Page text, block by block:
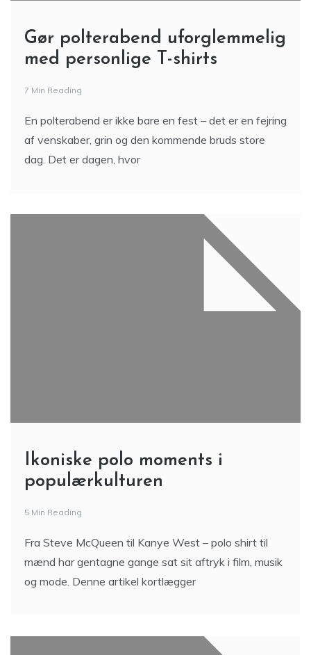
Gør polterabend uforglemmelig
med personlige T-shirts
7 Min Reading
En polterabend er ikke bare en fest – det er en fejring
af venskaber, grin og den kommende bruds store
dag. Det er dagen, hvor
Ikoniske polo moments i
populærkulturen
5 Min Reading
Fra Steve McQueen til Kanye West – polo shirt til
mænd har gentagne gange sat sit aftryk i film, musik
og mode. Denne artikel kortlægger